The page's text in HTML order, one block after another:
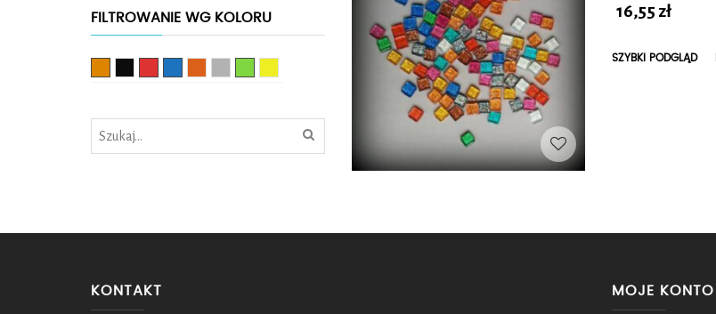
FILTROWANIE WG KOLORU 16,55zł
SZYBKI PODGLĄD
KONTAKT MOJE KONTO